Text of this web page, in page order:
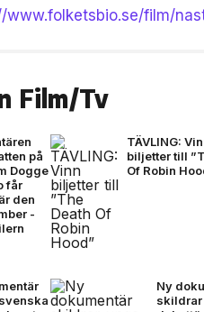
www.folketsbio.se/film/
Film/Tv
på
Dogge
får
den
-
TÄVLING:
biljetter till
Of Robin
Ny
skildrar